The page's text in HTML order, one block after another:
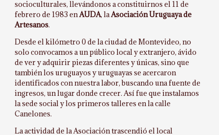
socioculturales, llevándonos a constituirnos el 11 de
febrero de 1983 enAUDA, laAsociación Uruguaya de
Artesanos.
Desde el kilómetro 0 de la ciudad de Montevideo, no
solo convocamos a un público local y extranjero, ávido
de ver y adquirir piezas diferentes y únicas, sino que
también los uruguayos y uruguayas se acercaron
identificados con nuestra labor, buscando una fuente de
ingresos, un lugar donde crecer. Así fue que instalamos
la sede social y los primeros talleres en la calle
Canelones.
La actividad de la Asociación trascendió el local